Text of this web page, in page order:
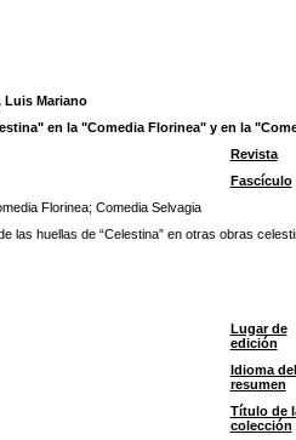
Luis Mariano
en la "Comedia Florinea" y en la
Revista
Fascículo
Florinea; Comedia Selvagia
las huellas de “Celestina” en otras obras
Lugar de
edición
Idioma del
resumen
Título de
colección